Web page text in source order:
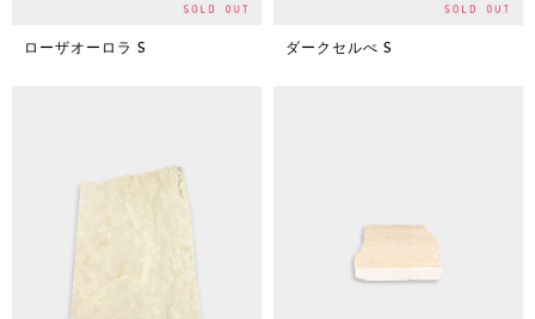
ローザオーロラ S ダークセルぺ S